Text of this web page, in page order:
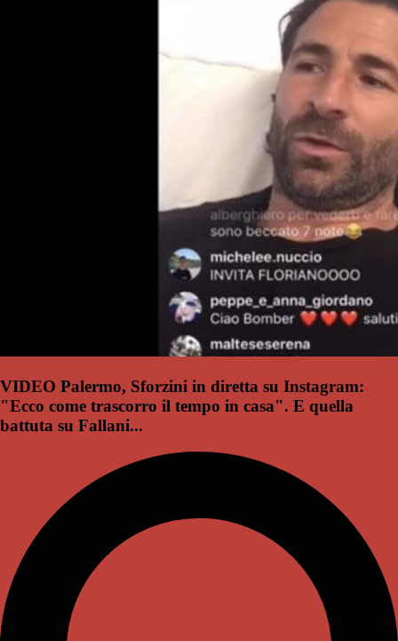
VIDEO Palermo, Sforzini in diretta su Instagram:
"Ecco come trascorro il tempo in casa". E quella
battuta su Fallani...